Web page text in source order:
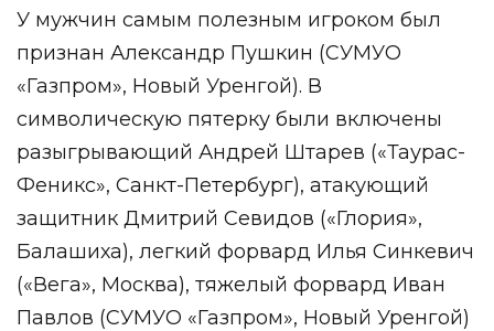
У мужчин самым полезным игроком был
признан Александр Пушкин (СУМУО
«Газпром», Новый Уренгой). В
символическую пятерку были включены
разыгрывающий Андрей Штарев («Таурас-
Феникс», Санкт-Петербург), атакующий
защитник Дмитрий Севидов («Глория»,
Балашиха), легкий форвард Илья Синкевич
(«Вега», Москва), тяжелый форвард Иван
Павлов (СУМУО «Газпром», Новый Уренгой)